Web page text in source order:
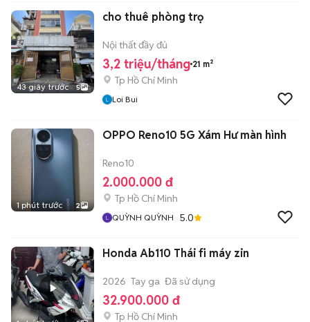
43 giây trước 5
cho thuê phòng trọ
Nội thất đầy đủ
3,2 triệu/tháng 21 m²
Tp Hồ Chí Minh
Loi Bui
1 phút trước 2
OPPO Reno10 5G Xám Hư màn hình
Reno10
2.000.000 đ
Tp Hồ Chí Minh
QUỲNH QUỲNH 5.0
Honda Ab110 Thái fi máy zin
2026 Tay ga Đã sử dụng
32.900.000 đ
Tp Hồ Chí Minh